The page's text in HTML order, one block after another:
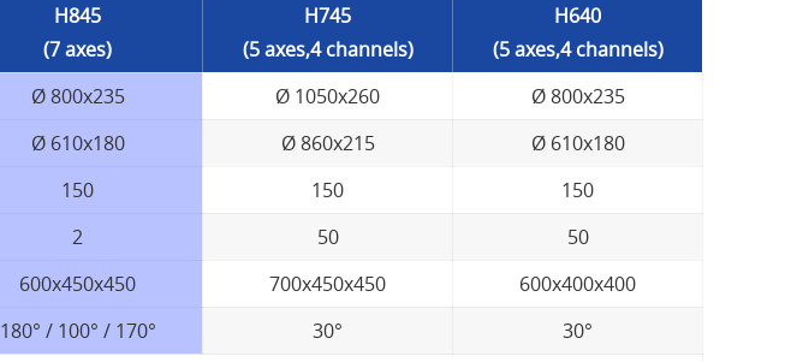
H845
(7 axes)
H745
(5 axes,4 channels)
H640
(5 axes,4 channels)
Ø 800x235 Ø 1050x260
Ø 800x235
Ø 610x180 Ø 860x215
Ø 610x180
150 150
150
2 50
50
600x450x450 700x450x450
600x400x400
180° / 100° / 170° 30°
30°